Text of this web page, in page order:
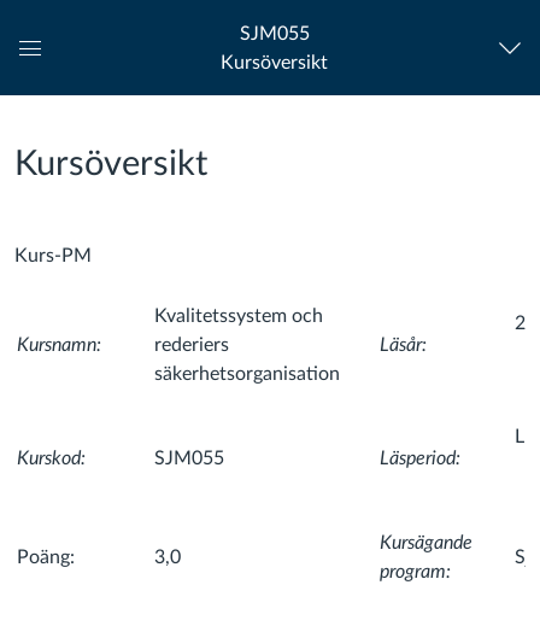
navigationsmeny
SJM055
Kursöversikt
Kursöversikt
Kurs-PM
Kursnamn:
Kvalitetssystem och
rederiers
säkerhetsorganisation
Läsår:
Kurskod: SJM055 Läsperiod:
Poäng: 3,0
Kursägande
program: